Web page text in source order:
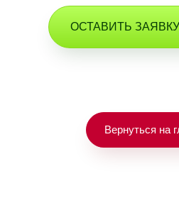
ОСТАВИТЬ
Вернуться на